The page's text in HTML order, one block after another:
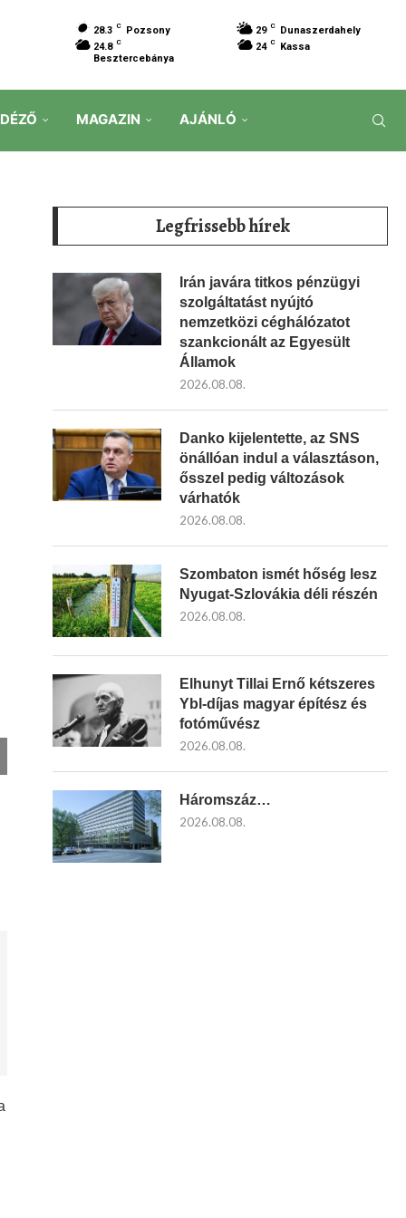
28.3 C Pozsony 29 C
Dunaszerdahely
24.8 C
Besztercebánya
24 C Kassa
MAGAZIN AJÁNLÓ
Legfrissebb hírek
Irán javára titkos pénzügyi
szolgáltatást nyújtó
nemzetközi céghálózatot
szankcionált az Egyesült
Államok
2026.08.08.
Danko kijelentette, az SNS
önállóan indul a választáson,
ősszel pedig változások
várhatók
2026.08.08.
Szombaton ismét hőség lesz
Nyugat-Szlovákia déli részén
2026.08.08.
Elhunyt Tillai Ernő kétszeres
Ybl-díjas magyar építész és
fotóművész
2026.08.08.
Háromszáz…
2026.08.08.